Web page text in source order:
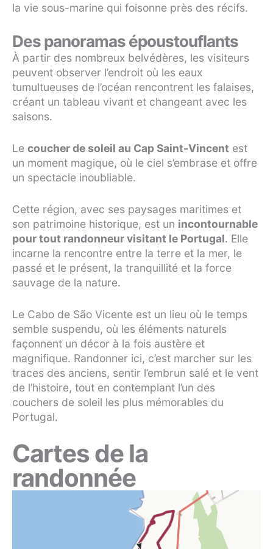
la vie sous-marine qui foisonne près des récifs.
Des panoramas époustouflants
À partir des nombreux belvédères, les visiteurs
peuvent observer l’endroit où les eaux
tumultueuses de l’océan rencontrent les falaises,
créant un tableau vivant et changeant avec les
saisons.
Le coucher de soleil au Cap Saint-Vincent est
un moment magique, où le ciel s’embrase et offre
un spectacle inoubliable.
Cette région, avec ses paysages maritimes et
son patrimoine historique, est un incontournable
pour tout randonneur visitant le Portugal. Elle
incarne la rencontre entre la terre et la mer, le
passé et le présent, la tranquillité et la force
sauvage de la nature.
Le Cabo de São Vicente est un lieu où le temps
semble suspendu, où les éléments naturels
façonnent un décor à la fois austère et
magnifique. Randonner ici, c’est marcher sur les
traces des anciens, sentir l’embrun salé et le vent
de l’histoire, tout en contemplant l’un des
couchers de soleil les plus mémorables du
Portugal.
Cartes de la
randonnée